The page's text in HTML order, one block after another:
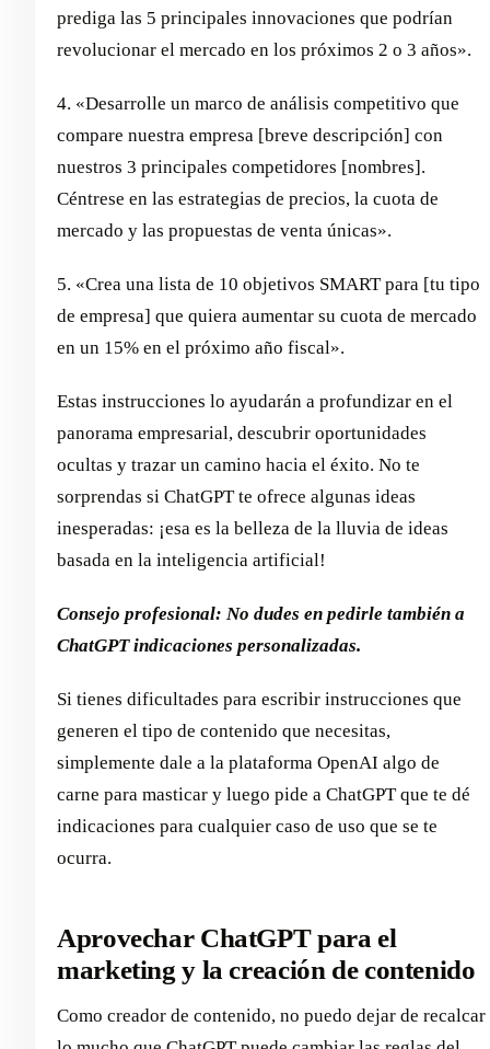
prediga las 5 principales innovaciones que podrían
revolucionar el mercado en los próximos 2 o 3 años».
4. «Desarrolle un marco de análisis competitivo que
compare nuestra empresa [breve descripción] con
nuestros 3 principales competidores [nombres].
Céntrese en las estrategias de precios, la cuota de
mercado y las propuestas de venta únicas».
5. «Crea una lista de 10 objetivos SMART para [tu tipo
de empresa] que quiera aumentar su cuota de mercado
en un 15% en el próximo año fiscal».
Estas instrucciones lo ayudarán a profundizar en el
panorama empresarial, descubrir oportunidades
ocultas y trazar un camino hacia el éxito. No te
sorprendas si ChatGPT te ofrece algunas ideas
inesperadas: ¡esa es la belleza de la lluvia de ideas
basada en la inteligencia artificial!
Consejo profesional: No dudes en pedirle también a
ChatGPT indicaciones personalizadas.
Si tienes dificultades para escribir instrucciones que
generen el tipo de contenido que necesitas,
simplemente dale a la plataforma OpenAI algo de
carne para masticar y luego pide a ChatGPT que te dé
indicaciones para cualquier caso de uso que se te
ocurra.
Aprovechar ChatGPT para el
marketing y la creación de contenido
Como creador de contenido, no puedo dejar de recalcar